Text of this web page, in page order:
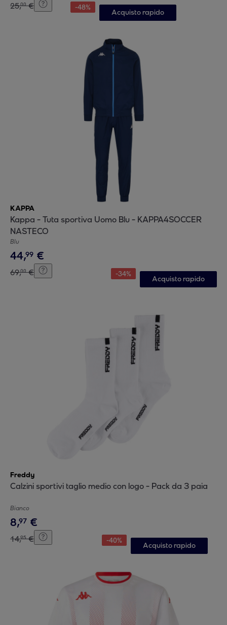
25,00 € -48%
Acquisto rapido
KAPPA
Kappa - Tuta sportiva Uomo Blu - KAPPA4SOCCER
NASTECO
Blu
44,99 €
69,00 € -34%
Acquisto rapido
Freddy
Calzini sportivi taglio medio con logo - Pack da 3 paia
Bianco
8,97 €
14,95 € -40%
Acquisto rapido